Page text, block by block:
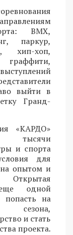
BMX,
паркур,
хип-хоп,
выйти в
Гранд-
«КАРДО»
тысячи
и спорта
для
опытом и
одной
попасть на
и стать
проекта.